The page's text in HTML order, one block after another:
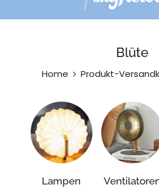
Blüte
Home Produkt-
Lampen